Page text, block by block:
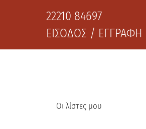
22210 84697
ΕΙΣΟΔΟΣ / ΕΓΓΡΑΦΗ
Οι λίστες μου